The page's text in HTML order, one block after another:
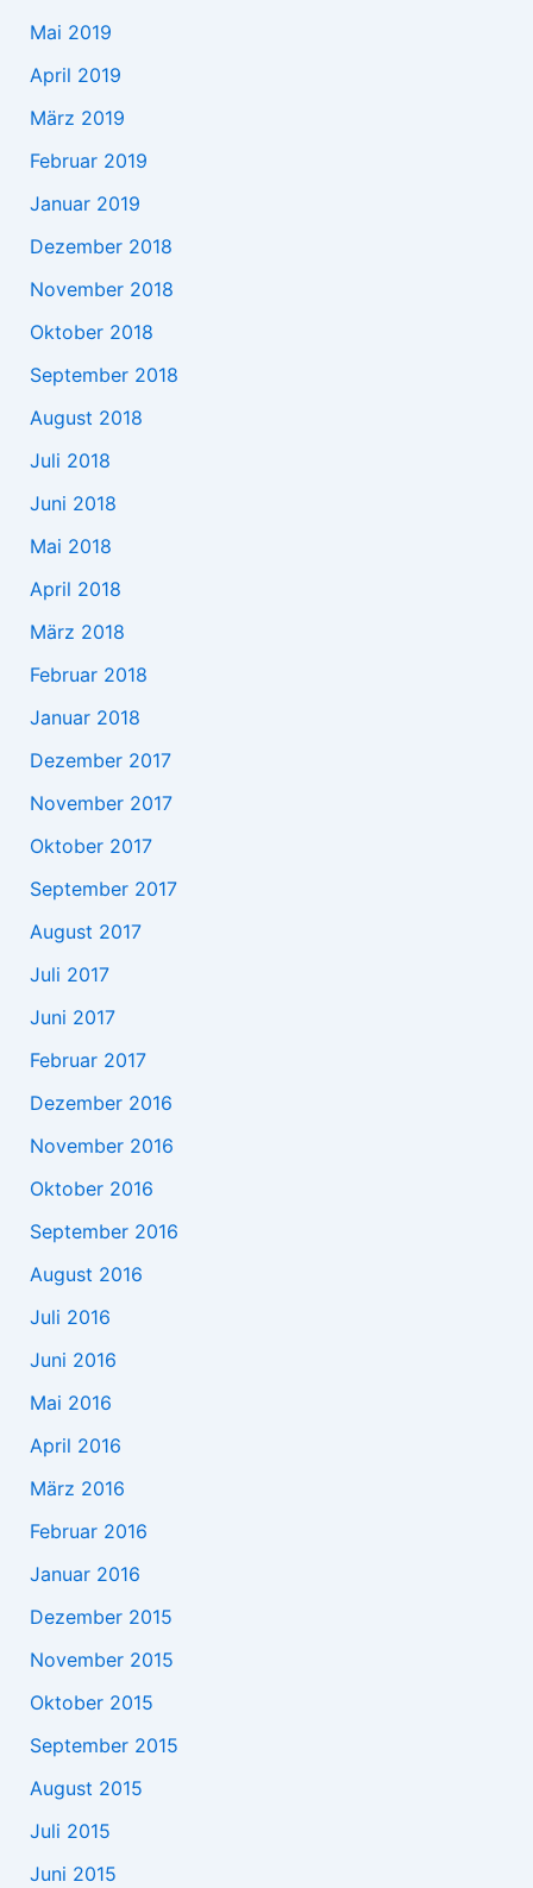
Mai 2019
April 2019
März 2019
Februar 2019
Januar 2019
Dezember 2018
November 2018
Oktober 2018
September 2018
August 2018
Juli 2018
Juni 2018
Mai 2018
April 2018
März 2018
Februar 2018
Januar 2018
Dezember 2017
November 2017
Oktober 2017
September 2017
August 2017
Juli 2017
Juni 2017
Februar 2017
Dezember 2016
November 2016
Oktober 2016
September 2016
August 2016
Juli 2016
Juni 2016
Mai 2016
April 2016
März 2016
Februar 2016
Januar 2016
Dezember 2015
November 2015
Oktober 2015
September 2015
August 2015
Juli 2015
Juni 2015